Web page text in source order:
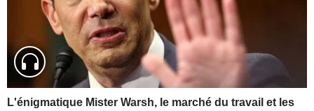
L'énigmatique Mister Warsh, le marché du travail et les